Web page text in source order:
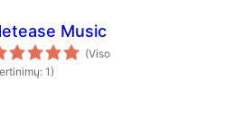
Music
(Viso
1)